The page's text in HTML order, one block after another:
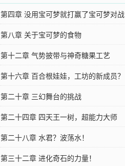
第四章 没用宝可梦就打赢了宝可梦对战
第八章 关于宝可梦的食物
第十二章 气势披带与神奇糖果工艺
第十六章 百合根娃娃，工坊的新成员？
第二十章 三幻舞台的挑战
第二十四章 四天王一树，超能力大师
第二十八章 水君？波荡水！
第三十二章 进化奇石的力量！